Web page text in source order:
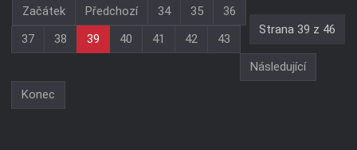
Strana 39 z 46
Začátek Předchozí 34 35
36
37
38 39 40 41 42
43
Následující
Konec